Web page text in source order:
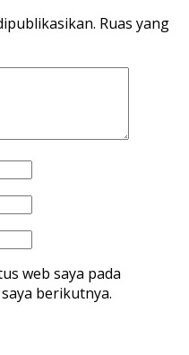
Ruas yang
web saya pada
berikutnya.